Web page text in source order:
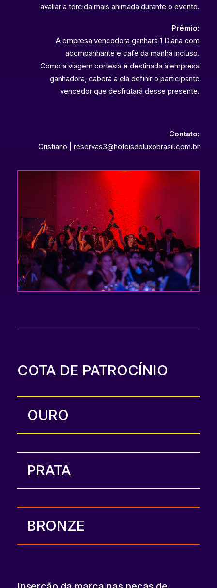
avaliar a torcida mais animada durante o evento.
Prêmio:
A empresa vencedora ganhará 1 Diária com
acompanhante e café da manhã incluso.
Como a viagem cortesia é destinada à empresa
ganhadora, caberá a ela definir o participante
vencedor que desfrutará desse presente.
Contato:
Cristiano | reservas3@hoteisdeluxobrasil.com.br
COTA DE PATROCÍNIO
OURO
PRATA
BRONZE